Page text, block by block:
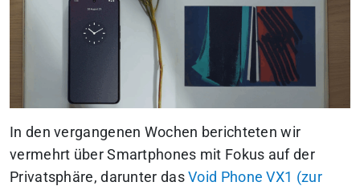
In den vergangenen Wochen berichteten wir
vermehrt über Smartphones mit Fokus auf der
Privatsphäre, darunter dasVoid Phone VX1 (zur